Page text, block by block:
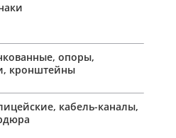
опоры,
кронштейны
кабель-каналы,